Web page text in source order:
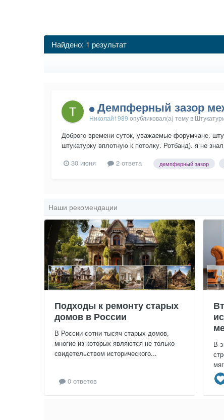
Найдено: 1 результат
Демпферный зазор
Николай1989 опубликовал(а) тему в
Доброго времени суток, уважаемые форумчане.
штукатурку вплотную к потолку. Ротбанд). я не
30 июня
2 ответа демпферный зазор
Наши рекомендации
Подходы к ремонту старых
домов в России
В России сотни тысяч старых домов,
многие из которых являются не только
свидетельством исторического...
0 ответов
В